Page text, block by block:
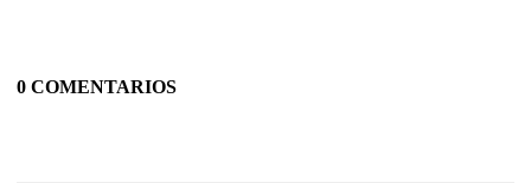
0 COMENTARIOS